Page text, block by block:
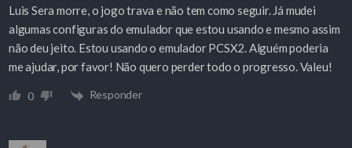
Luis Sera morre, o jogo trava e não tem como seguir. Já mudei
algumas configuras do emulador que estou usando e mesmo assim
não deu jeito. Estou usando o emulador PCSX2. Alguém poderia
me ajudar, por favor! Não quero perder todo o progresso. Valeu!
0 Responder